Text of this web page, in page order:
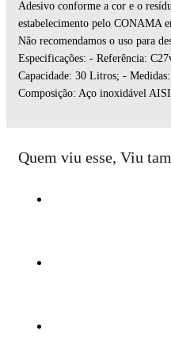
Adesivo conforme a cor e o
estabelecimento pelo CONAMA
Não recomendamos o uso para
Especificações: - Referência:
Capacidade: 30 Litros; -
Composição: Aço inoxidável
Quem viu esse, Viu